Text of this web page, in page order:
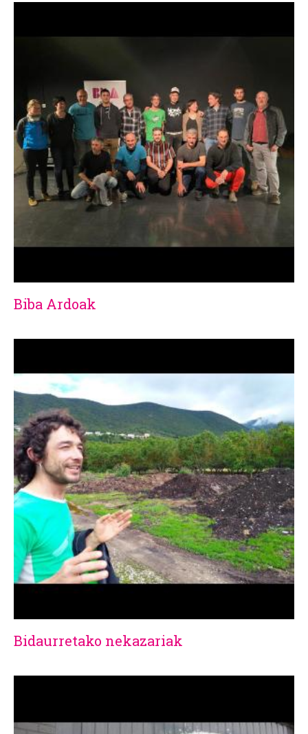
Biba Ardoak
Bidaurretako nekazariak